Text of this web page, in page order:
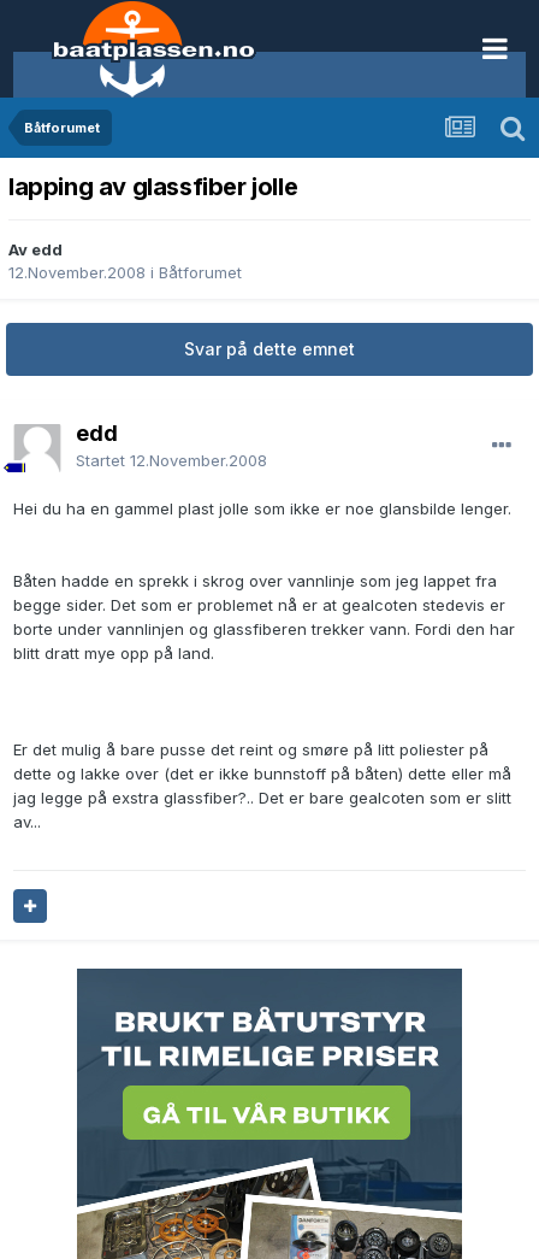
Båtforumet
lapping av glassfiber jolle
Av edd
12.November.2008 i Båtforumet
Svar på dette emnet
edd
Startet 12.November.2008
Hei du ha en gammel plast jolle som ikke er noe glansbilde lenger.
Båten hadde en sprekk i skrog over vannlinje som jeg lappet fra
begge sider. Det som er problemet nå er at gealcoten stedevis er
borte under vannlinjen og glassfiberen trekker vann. Fordi den har
blitt dratt mye opp på land.
Er det mulig å bare pusse det reint og smøre på litt poliester på
dette og lakke over (det er ikke bunnstoff på båten) dette eller må
jag legge på exstra glassfiber?.. Det er bare gealcoten som er slitt
av...